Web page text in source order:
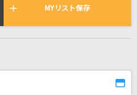
れている曲の一覧
MYリスト保存